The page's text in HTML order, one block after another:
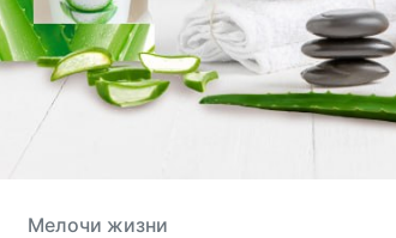
Мелочи жизни